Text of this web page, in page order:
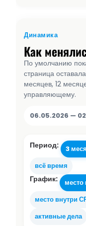
Динамика
Как
По умолчанию
страница
месяцев, 12
управляющему.
06.05.2026 —
Период: 3
всё время
График:
место
место внутри
активные дела